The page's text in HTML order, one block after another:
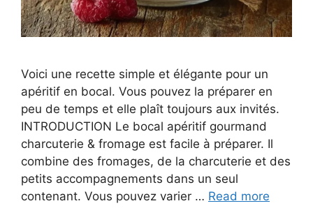
Voici une recette simple et élégante pour un
apéritif en bocal. Vous pouvez la préparer en
peu de temps et elle plaît toujours aux invités.
INTRODUCTION Le bocal apéritif gourmand
charcuterie & fromage est facile à préparer. Il
combine des fromages, de la charcuterie et des
petits accompagnements dans un seul
contenant. Vous pouvez varier … Read more